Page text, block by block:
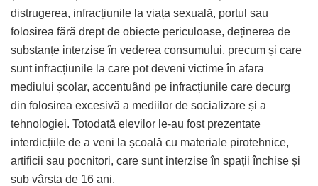
distrugerea, infracțiunile la viața sexuală, portul sau
folosirea fără drept de obiecte periculoase, deținerea de
substanțe interzise în vederea consumului, precum și care
sunt infracțiunile la care pot deveni victime în afara
mediului școlar, accentuând pe infracțiunile care decurg
din folosirea excesivă a mediilor de socializare și a
tehnologiei. Totodată elevilor le-au fost prezentate
interdicțiile de a veni la școală cu materiale pirotehnice,
artificii sau pocnitori, care sunt interzise în spații închise și
sub vârsta de 16 ani.